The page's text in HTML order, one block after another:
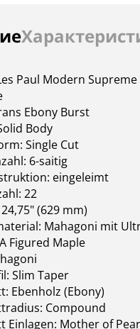
Paul Modern
Ebony Burst
Body
Single Cut
6-saitig
eingeleimt
22
(629 mm)
Mahagoni mit
Figured Maple
Slim Taper
Ebenholz (Ebony)
Compound
Einlagen: Mother of